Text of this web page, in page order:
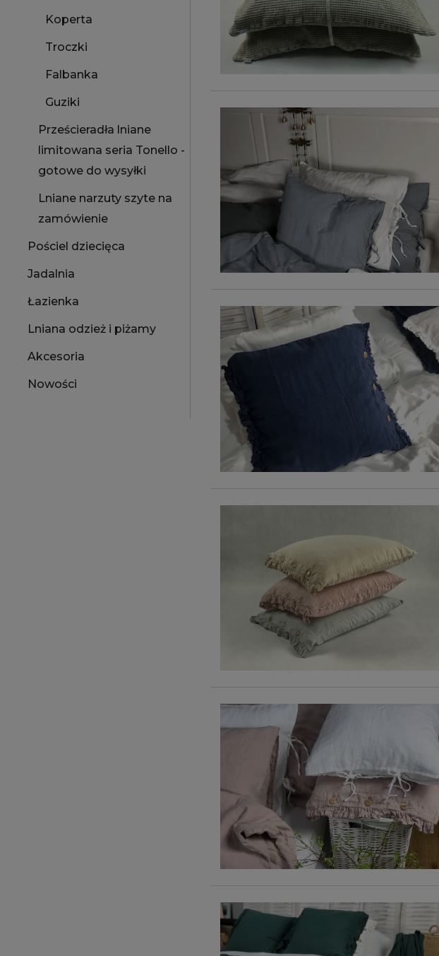
Koperta
Troczki
Falbanka
Guziki
Prześcieradła lniane
limitowana seria Tonello -
gotowe do wysyłki
Lniane narzuty szyte na
zamówienie
Pościel dziecięca
Jadalnia
Łazienka
Lniana odzież i piżamy
Akcesoria
Nowości